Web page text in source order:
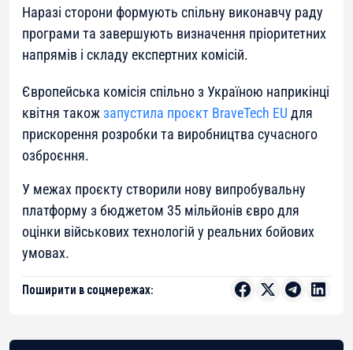
Наразі сторони формують спільну виконавчу раду
програми та завершують визначення пріоритетних
напрямів і складу експертних комісій.
Європейська комісія спільно з Україною наприкінці
квітня такожзапустила проєкт BraveTech EU для
прискорення розробки та виробництва сучасного
озброєння.
У межах проєкту створили нову випробувальну
платформу з бюджетом 35 мільйонів євро для
оцінки військових технологій у реальних бойових
умовах.
Поширити в соцмережах: